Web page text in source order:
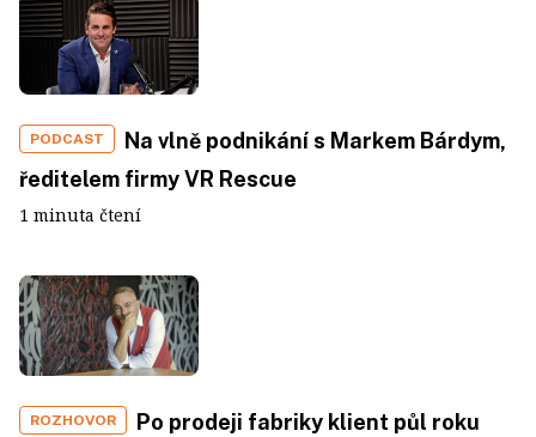
PODCAST
Na vlně podnikání s Markem Bárdym,
ředitelem firmy VR Rescue
1 minuta čtení
ROZHOVOR
Po prodeji fabriky klient půl roku